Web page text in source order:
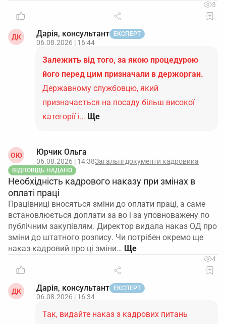
3
ДК Дарія, консультант ЕКСПЕРТ
06.08.2026 | 16:44
Залежить від того, за якою процедурою
його перед цим призначали в держорган.
Державному службовцю, який
призначається на посаду більш високої
категорії і… Ще
ОЮ Юрчик Ольга
06.08.2026 | 14:38Загальні документи кадровика
ВІДПОВІДЬ НАДАНО
Необхідність кадрового наказу при змінах в
оплаті праці
Працівниці вносяться зміни до оплати праці, а саме
встановлюється доплати за во і за уповноважену по
публічним закупівлям. Директор видала наказ ОД про
зміни до штатного розпису. Чи потрібен окремо ще
наказ кадровий про ці зміни…
4
ДК Дарія, консультант ЕКСПЕРТ
06.08.2026 | 16:34
Так, видайте наказ з кадрових питань